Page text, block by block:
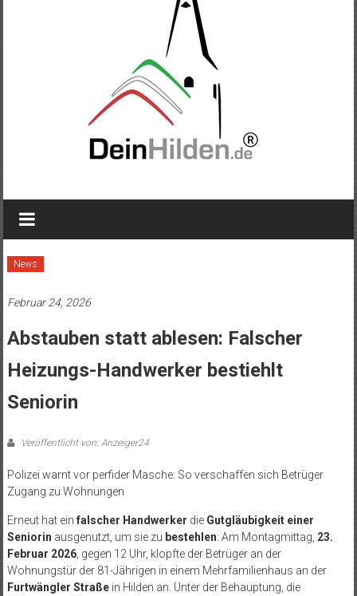
News
Februar 24, 2026
Abstauben statt ablesen: Falscher
Heizungs-Handwerker bestiehlt
Seniorin
Veröffentlicht von: Anzeiger24
Polizei warnt vor perfider Masche: So verschaffen sich Betrüger
Zugang zu Wohnungen
Erneut hat ein falscher Handwerker die Gutgläubigkeit einer
Seniorin ausgenutzt, um sie zu bestehlen: Am Montagmittag, 23.
Februar 2026, gegen 12 Uhr, klopfte der Betrüger an der
Wohnungstür der 81-Jährigen in einem Mehrfamilienhaus an der
Furtwängler Straßein Hilden an. Unter der Behauptung, die